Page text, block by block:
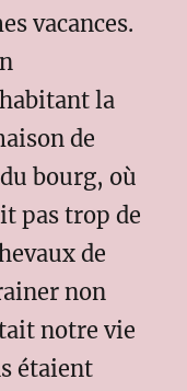
vacances.
la
de
bourg, où
pas trop de
de
non
notre vie
étaient